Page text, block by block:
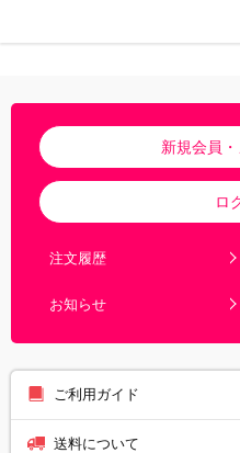
新規会員
ロ
注文履歴
お知らせ
ご利用ガイド
送料について